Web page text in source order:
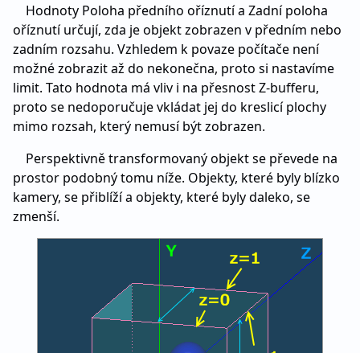
Hodnoty Poloha předního oříznutí a Zadní poloha
oříznutí určují, zda je objekt zobrazen v předním nebo
zadním rozsahu. Vzhledem k povaze počítače není
možné zobrazit až do nekonečna, proto si nastavíme
limit. Tato hodnota má vliv i na přesnost Z-bufferu,
proto se nedoporučuje vkládat jej do kreslicí plochy
mimo rozsah, který nemusí být zobrazen.
Perspektivně transformovaný objekt se převede na
prostor podobný tomu níže. Objekty, které byly blízko
kamery, se přiblíží a objekty, které byly daleko, se
zmenší.